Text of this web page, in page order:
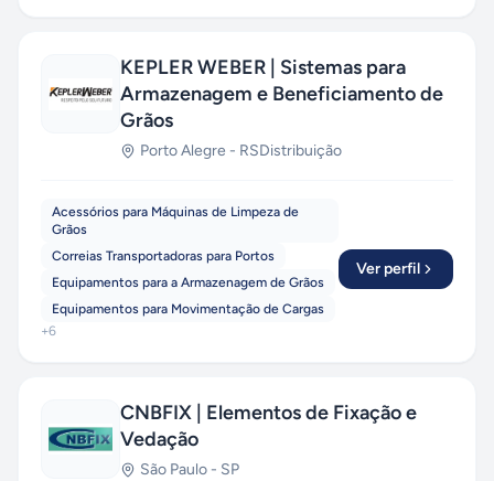
KEPLER WEBER | Sistemas para
Armazenagem e Beneficiamento de
Grãos
Porto Alegre - RSDistribuição
Acessórios para Máquinas de Limpeza de
Grãos
Correias Transportadoras para Portos
Equipamentos para a Armazenagem de Grãos
Equipamentos para Movimentação de Cargas
+6
Ver perfil
CNBFIX | Elementos de Fixação e
Vedação
São Paulo - SP